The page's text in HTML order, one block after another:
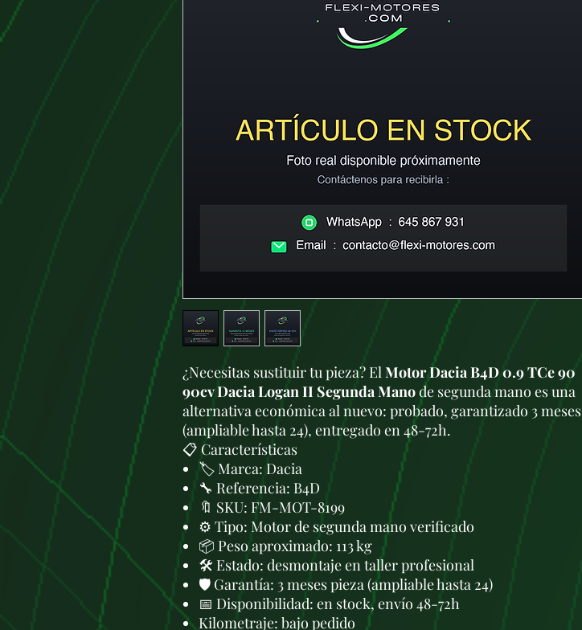
¿Necesitas sustituir tu pieza? ElMotor Dacia B4D 0.9 TCe 90
90cv Dacia Logan II Segunda Manode segunda mano es una
alternativa económica al nuevo: probado, garantizado 3 meses
(ampliable hasta 24), entregado en 48-72h.
📋 Características
🏷️ Marca: Dacia
🔧 Referencia: B4D
🔖 SKU: FM-MOT-8199
⚙️ Tipo: Motor de segunda mano verificado
📦 Peso aproximado: 113 kg
🛠 Estado: desmontaje en taller profesional
🛡️ Garantía: 3 meses pieza (ampliable hasta 24)
📅 Disponibilidad: en stock, envío 48-72h
Kilometraje: bajo pedido